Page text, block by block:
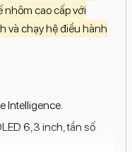
nhôm cao cấp với
và chạy hệ điều hành
Intelligence.
6,3 inch, tần số